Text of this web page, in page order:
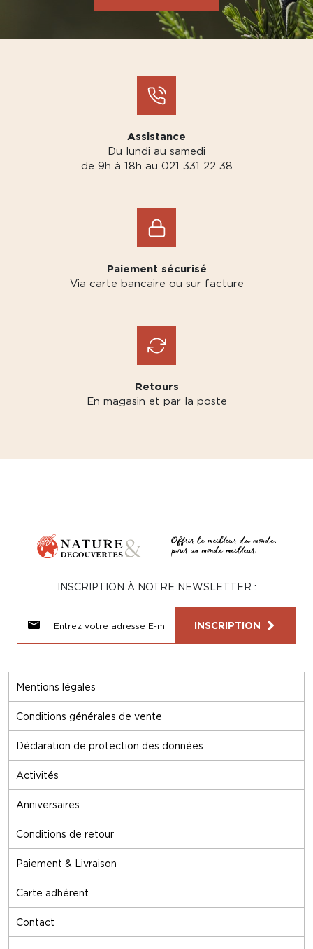
Assistance
Du lundi au samedi
de 9h à 18h au 021 331 22 38
Paiement sécurisé
Via carte bancaire ou sur facture
Retours
En magasin et par la poste
Mentions légales
Conditions générales de vente
Déclaration de protection des données
Activités
Anniversaires
Conditions de retour
Paiement & Livraison
Carte adhérent
Contact
INSCRIPTION À NOTRE NEWSLETTER :
INSCRIPTION